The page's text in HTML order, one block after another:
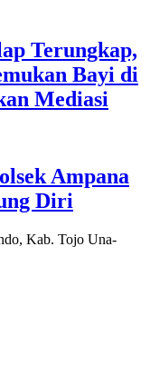
Terungkap,
Bayi di
Mediasi
Ampana
Diri
Kab. Tojo Una-